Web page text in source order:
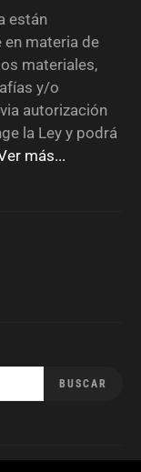
están
materia de
materiales,
y/o
autorización
la Ley y podrá
más...
BUSCAR